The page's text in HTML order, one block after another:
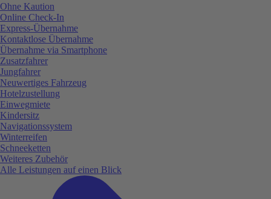
Ohne Kaution
Online Check-In
Express-Übernahme
Kontaktlose Übernahme
Übernahme via Smartphone
Zusatzfahrer
Jungfahrer
Neuwertiges Fahrzeug
Hotelzustellung
Einwegmiete
Kindersitz
Navigationssystem
Winterreifen
Schneeketten
Weiteres Zubehör
Alle Leistungen auf einen Blick